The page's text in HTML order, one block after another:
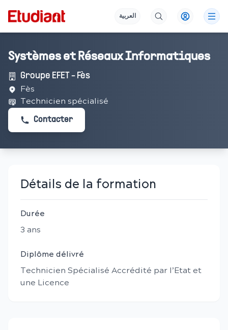
العربية
Systèmes et Réseaux Informatiques
Groupe EFET - Fès
Fès
Technicien spécialisé
Contacter
Détails de la formation
Durée
3 ans
Diplôme délivré
Technicien Spécialisé Accrédité par l’Etat et
une Licence